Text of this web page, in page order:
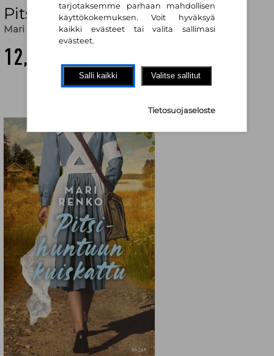
Pitsihuntuun kuiskattu
Mari Renko
12,00 €
tarjotaksemme parhaan mahdollisen
käyttökokemuksen. Voit hyväksyä
kaikki evästeet tai valita sallimasi
evästeet.
Salli kaikki Valitse sallitut
Tietosuojaseloste